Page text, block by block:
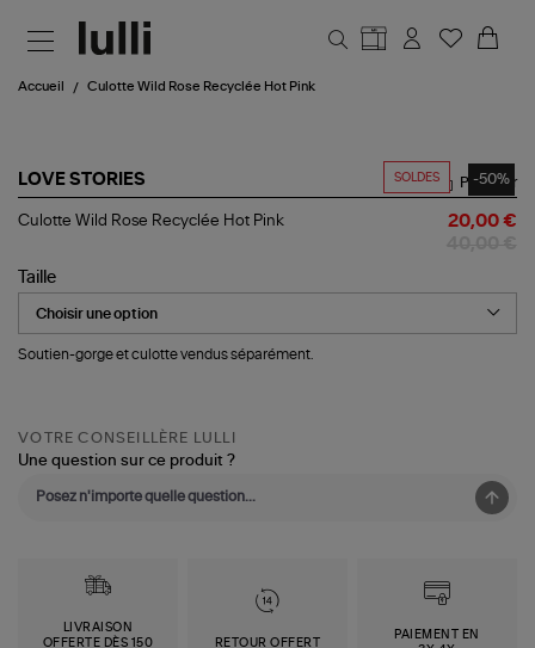
Accueil Culotte Wild Rose Recyclée Hot Pink
SOLDES -50%
LOVE STORIES
Culotte
Recyclée
Hot
Pink
Partager
Culotte Wild Rose Recyclée Hot Pink 20,00 €
Taille
Soutien-gorge et culotte vendus séparément.
VOTRE CONSEILLÈRE LULLI
Une question sur ce produit ?
LIVRAISON
OFFERTE DÈS 150
RETOUR OFFERT
PAIEMENT EN